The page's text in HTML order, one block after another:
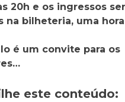
20h e os ingressos
na bilheteria, uma
é um convite para os
este conteúdo: